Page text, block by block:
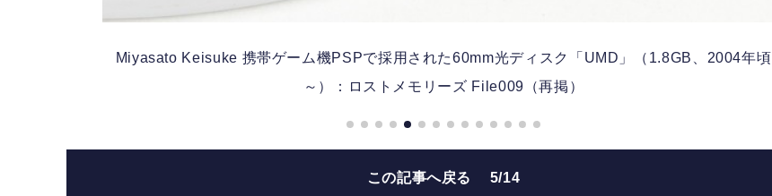
Miyasato Keisuke 携帯ゲーム機PSPで採用された60mm光ディスク「UMD」（1.8GB、2004年頃
～）：ロストメモリーズ File009（再掲）
この記事へ戻る 5/14